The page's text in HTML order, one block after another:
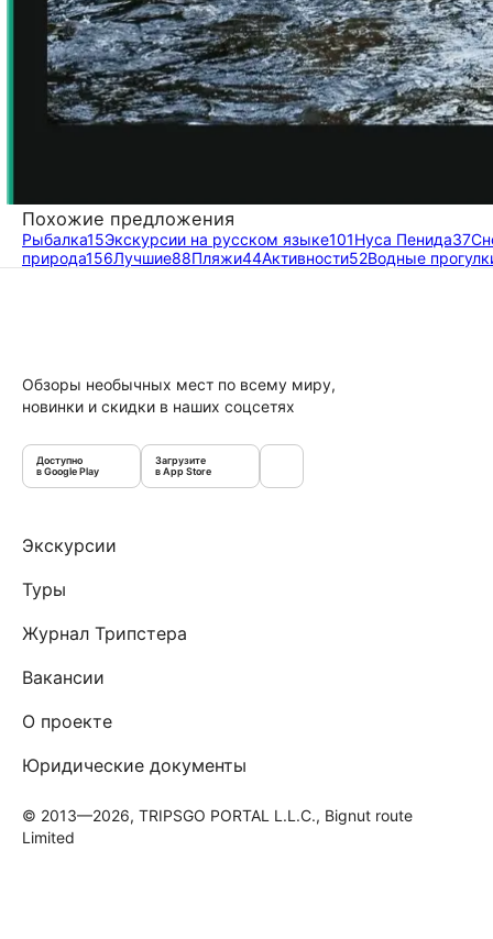
Похожие предложения
Рыбалка15Экскурсии на русском языке101Нуса Пенида37
природа156Лучшие88Пляжи44Активности52Водные
Обзоры необычных мест по всему миру,
новинки и скидки в наших соцсетях
Доступно
в Google Play
Загрузите
в App Store
Экскурсии
Туры
Журнал Трипстера
Вакансии
О проекте
Юридические документы
© 2013—2026, TRIPSGO PORTAL L.L.C., Bignut route
Limited